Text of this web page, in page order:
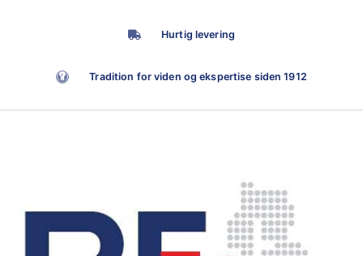
Hurtig levering
Tradition for viden og ekspertise siden 1912